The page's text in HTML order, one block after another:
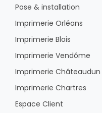
Pose & installation
Imprimerie Orléans
Imprimerie Blois
Imprimerie Vendôme
Imprimerie Châteaudun
Imprimerie Chartres
Espace Client